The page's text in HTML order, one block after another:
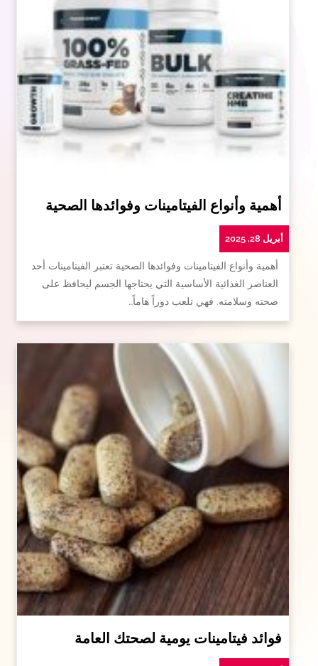
أهمية وأنواع الفيتامينات وفوائدها الصحية
أبريل 28, 2025
أهمية وأنواع الفيتامينات وفوائدها الصحية تعتبر الفيتامينات أحد
العناصر الغذائية الأساسية التي يحتاجها الجسم ليحافظ على
صحته وسلامته. فهي تلعب دوراً هاماً…
فوائد فيتامينات يومية لصحتك العامة